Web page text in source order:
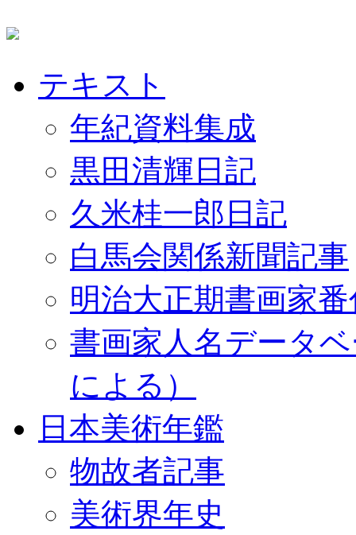
テキスト
年紀資料集成
黒田清輝日記
久米桂一郎日記
白馬会関係新聞記事
明治大正期書画家
書画家人名データ
による）
日本美術年鑑
物故者記事
美術界年史